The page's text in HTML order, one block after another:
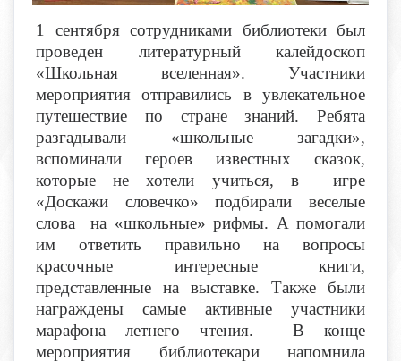
1 сентября сотрудниками библиотеки был
проведен литературный калейдоскоп
«Школьная вселенная». Участники
мероприятия отправились в увлекательное
путешествие по стране знаний. Ребята
разгадывали «школьные загадки»,
вспоминали героев известных сказок,
которые не хотели учиться, в игре
«Доскажи словечко» подбирали веселые
слова на «школьные» рифмы. А помогали
им ответить правильно на вопросы
красочные интересные книги,
представленные на выставке. Также были
награждены самые активные участники
марафона летнего чтения. В конце
мероприятия библиотекари напомнила